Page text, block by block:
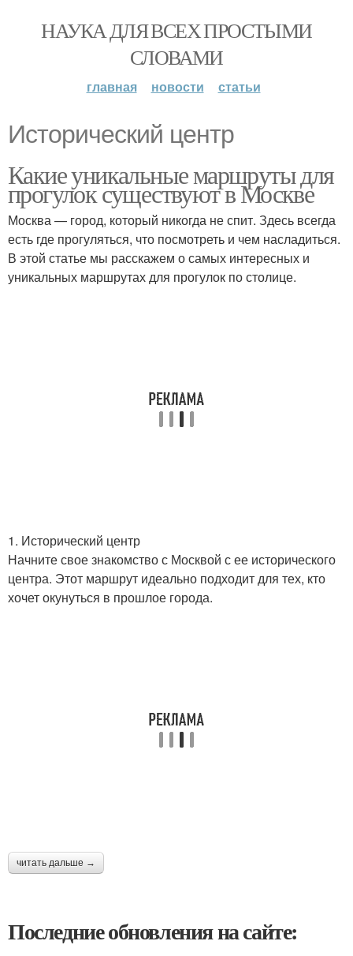
НАУКА ДЛЯ ВСЕХ ПРОСТЫМИ
СЛОВАМИ
главная новости статьи
Исторический центр
Какие уникальные маршруты для
прогулок существуют в Москве
Москва — город, который никогда не спит. Здесь всегда
есть где прогуляться, что посмотреть и чем насладиться.
В этой статье мы расскажем о самых интересных и
уникальных маршрутах для прогулок по столице.
1. Исторический центр
Начните свое знакомство с Москвой с ее исторического
центра. Этот маршрут идеально подходит для тех, кто
хочет окунуться в прошлое города.
читать дальше →
Последние обновления на сайте: